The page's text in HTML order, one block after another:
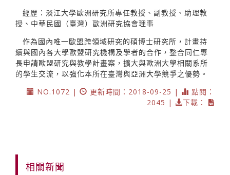
經歷：淡江大學歐洲研究所專任教授、副教授、助理教
授、中華民國（臺灣）歐洲研究協會理事
作為國內唯一歐盟跨領域研究的碩博士研究所，計畫持
續與國內各大學歐盟研究機構及學者的合作，整合同仁專
長申請歐盟研究與教學計畫案，擴大與歐洲大學相關系所
的學生交流，以強化本所在臺灣與亞洲大學競爭之優勢。
NO.1072 |
更新時間：2018-09-25 |
點閱：
2045 |
下載：
相關新聞